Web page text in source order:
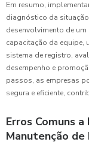
Em resumo,
diagnóstico da
desenvolvimento de
capacitação da equipe,
sistema de registro,
desempenho e
passos, as empresas
segura e eficiente,
Erros Comuns
Manutenção de